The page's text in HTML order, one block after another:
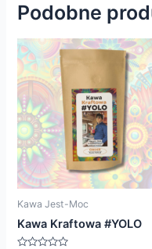
Podobne
Kawa Jest-Moc
Kawa Kraftowa #YOLO